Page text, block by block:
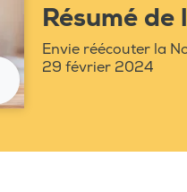
Résumé de
Envie réécouter la
29 février 2024